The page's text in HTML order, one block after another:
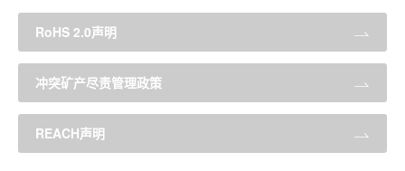
RoHS 2.0声明
冲突矿产尽责管理政策
REACH声明